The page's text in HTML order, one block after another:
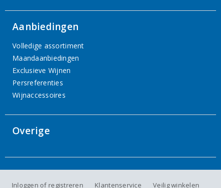
Aanbiedingen
Volledige assortiment
Maandaanbiedingen
Exclusieve Wijnen
Persreferenties
Wijnaccessoires
Overige
Inloggen of registreren Klantenservice Veilig winkelen